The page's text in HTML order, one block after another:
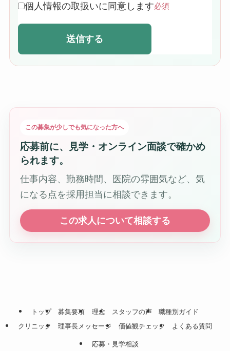
個人情報の取扱いに同意します必須
送信する
この募集が少しでも気になった方へ
応募前に、見学・オンライン面談で確かめ
られます。
仕事内容、勤務時間、医院の雰囲気など、気
になる点を採用担当に相談できます。
この求人について相談する
トップ 募集要項 理念 スタッフの声
職種別ガイド
クリニック
理事長メッセージ 価値観チェック よくある質問
応募・見学相談